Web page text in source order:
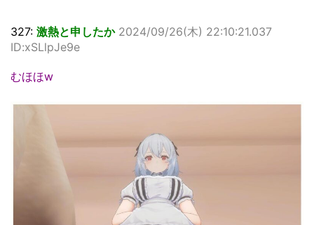
327: 激熱と申したか 2024/09/26(木) 22:10:21.037
ID:xSLlpJe9e
むほほw